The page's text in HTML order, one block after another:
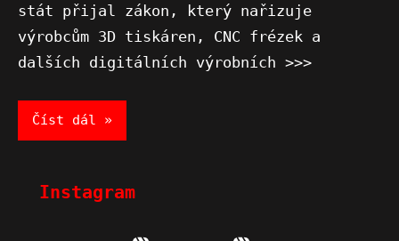
stát přijal zákon, který nařizuje
výrobcům 3D tiskáren, CNC frézek a
dalších digitálních výrobních >>>
Číst dál
Instagram